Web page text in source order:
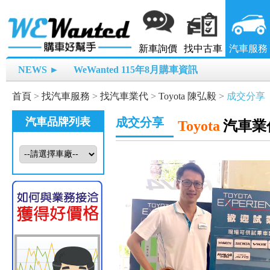
新車詢價 找中古車 汽車服務
NEWS ► WeWanted 115年8月購車資訊
首頁 > 找汽車服務 > 找汽車業代 > Toyota 陳弘毅 > 成交分享
汽車品牌列表 成交分享 Toyota 汽車